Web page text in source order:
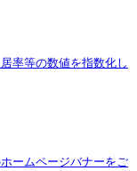
率等の数値を指数化し
ームページバナーをご